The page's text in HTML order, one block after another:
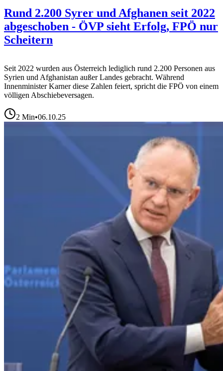
Rund 2.200 Syrer und Afghanen seit 2022
abgeschoben - ÖVP sieht Erfolg, FPÖ nur
Scheitern
Seit 2022 wurden aus Österreich lediglich rund 2.200 Personen aus
Syrien und Afghanistan außer Landes gebracht. Während
Innenminister Karner diese Zahlen feiert, spricht die FPÖ von einem
völligen Abschiebeversagen.
2 Min•06.10.25